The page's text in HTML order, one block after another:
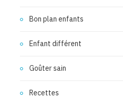
Bon plan enfants
Enfant différent
Goûter sain
Recettes